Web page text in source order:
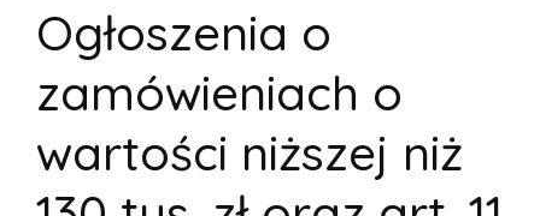
Ogłoszenia o
zamówieniach o
wartości niższej niż